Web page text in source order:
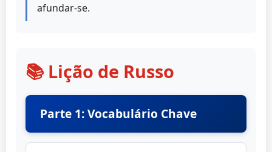
afundar-se.
📚 Lição de Russo
Parte 1: Vocabulário Chave